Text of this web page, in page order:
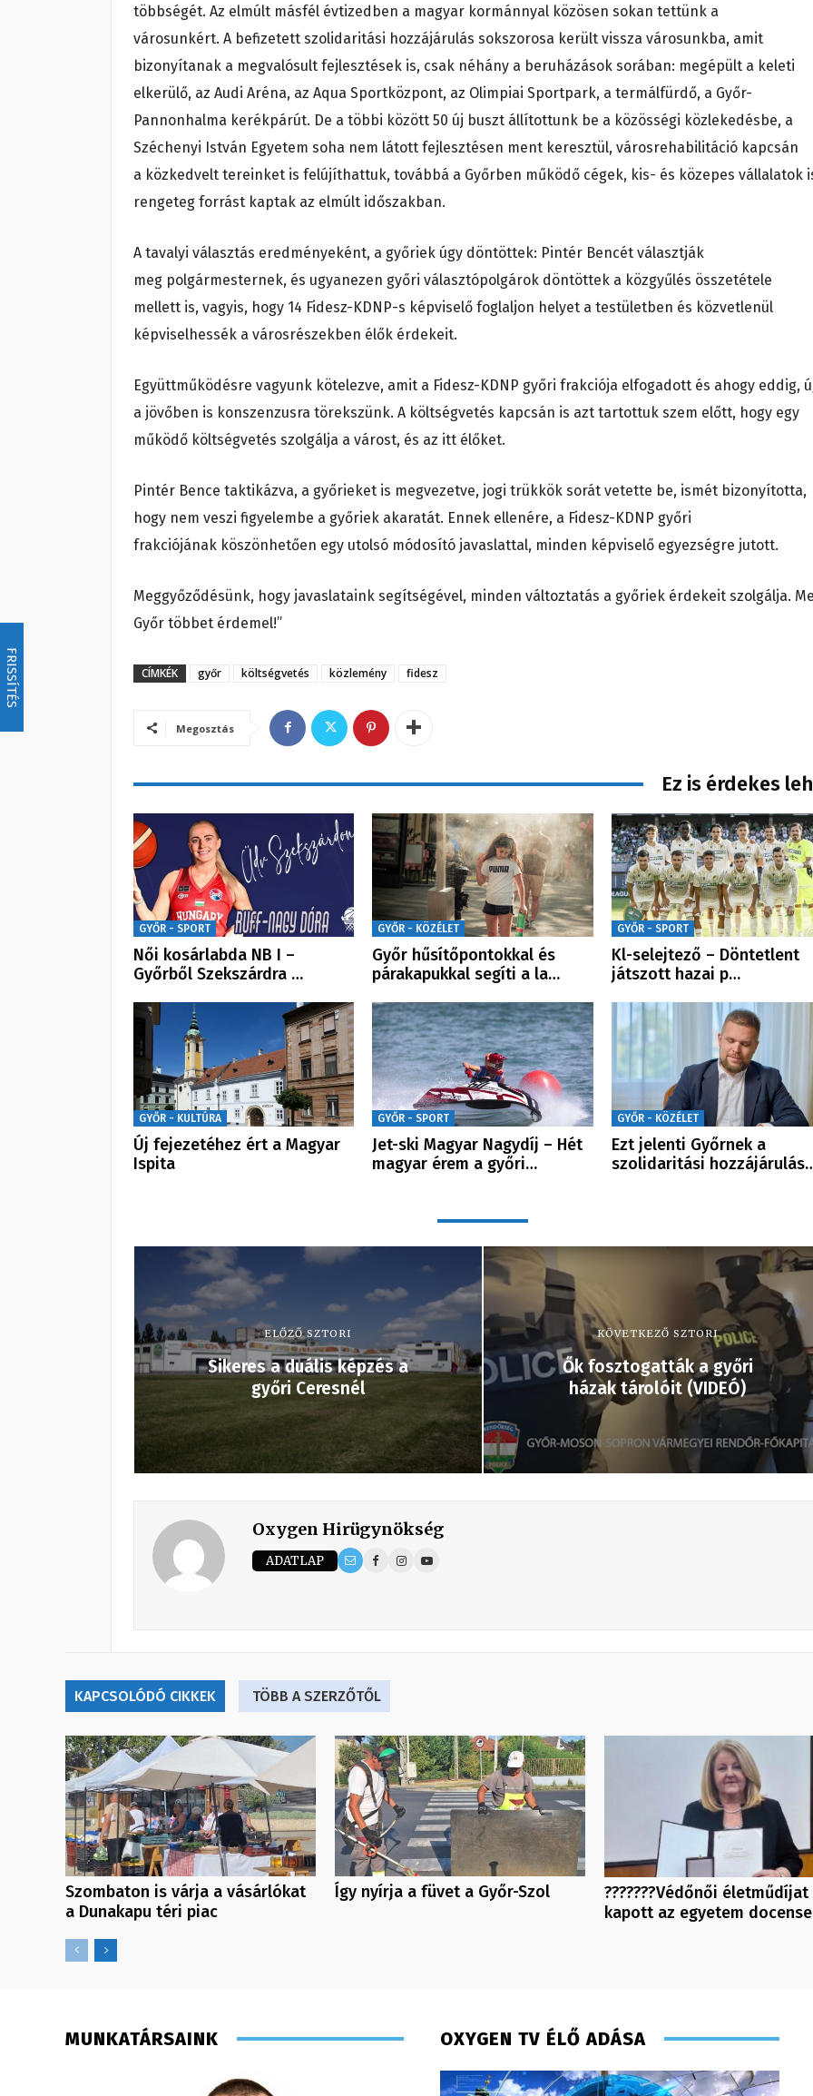
FRISSÍTÉS
többségét. Az elmúlt másfél évtizedben a magyar kormánnyal közösen sokan tettünk a
városunkért. A befizetett szolidaritási hozzájárulás sokszorosa került vissza városunkba, amit
bizonyítanak a megvalósult fejlesztések is, csak néhány a beruházások sorában: megépült a keleti
elkerülő, az Audi Aréna, az Aqua Sportközpont, az Olimpiai Sportpark, a termálfürdő, a Győr-
Pannonhalma kerékpárút. De a többi között 50 új buszt állítottunk be a közösségi közlekedésbe, a
Széchenyi István Egyetem soha nem látott fejlesztésen ment keresztül, városrehabilitáció kapcsán
a közkedvelt tereinket is felújíthattuk, továbbá a Győrben működő cégek, kis- és közepes vállalatok
rengeteg forrást kaptak az elmúlt időszakban.
A tavalyi választás eredményeként, a győriek úgy döntöttek: Pintér Bencét választják
meg polgármesternek, és ugyanezen győri választópolgárok döntöttek a közgyűlés összetétele
mellett is, vagyis, hogy 14 Fidesz-KDNP-s képviselő foglaljon helyet a testületben és közvetlenül
képviselhessék a városrészekben élők érdekeit.
Együttműködésre vagyunk kötelezve, amit a Fidesz-KDNP győri frakciója elfogadott és ahogy eddig,
a jövőben is konszenzusra törekszünk. A költségvetés kapcsán is azt tartottuk szem előtt, hogy egy
működő költségvetés szolgálja a várost, és az itt élőket.
Pintér Bence taktikázva, a győrieket is megvezetve, jogi trükkök sorát vetette be, ismét bizonyította,
hogy nem veszi figyelembe a győriek akaratát. Ennek ellenére, a Fidesz-KDNP győri
frakciójának köszönhetően egy utolsó módosító javaslattal, minden képviselő egyezségre jutott.
Meggyőződésünk, hogy javaslataink segítségével, minden változtatás a győriek érdekeit szolgálja.
Győr többet érdemel!”
CÍMKÉK győr költségvetés közlemény fidesz
Megosztás
Ez is érdekes
GYŐR - SPORT
Női kosárlabda NB I –
Győrből Szekszárdra …
GYŐR - KÖZÉLET
Győr hűsítőpontokkal és
párakapukkal segíti a la…
GYŐR - SPORT
Kl-selejtező – Döntetlent
játszott hazai p…
GYŐR - KULTÚRA
Új fejezetéhez ért a Magyar
Ispita
GYŐR - SPORT
Jet-ski Magyar Nagydíj – Hét
magyar érem a győri…
GYŐR - KÖZÉLET
Ezt jelenti Győrnek a
szolidaritási
ELŐZŐ SZTORI
Sikeres a duális képzés a
győri Ceresnél
KÖVETKEZŐ SZTORI
Ők fosztogatták a győri
házak tárolóit (VIDEÓ)
Oxygen Hirügynökség
ADATLAP
KAPCSOLÓDÓ CIKKEK TÖBB A SZERZŐTŐL
Szombaton is várja a vásárlókat
a Dunakapu téri piac
Így nyírja a füvet a Győr-Szol
???????Védőnői életműdíjat
kapott az egyetem docense
MUNKATÁRSAINK OXYGEN TV ÉLŐ ADÁSA